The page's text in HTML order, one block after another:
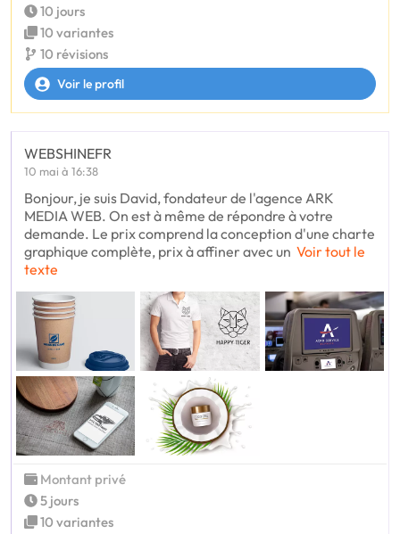
10 jours
10 variantes
10 révisions
Voir le profil
WEBSHINEFR
10 mai à 16:38
Bonjour, je suis David, fondateur de l'agence ARK
MEDIA WEB. On est à même de répondre à votre
demande. Le prix comprend la conception d'une charte
graphique complète, prix à affiner avec un Voir tout le
texte
Montant privé
5 jours
10 variantes